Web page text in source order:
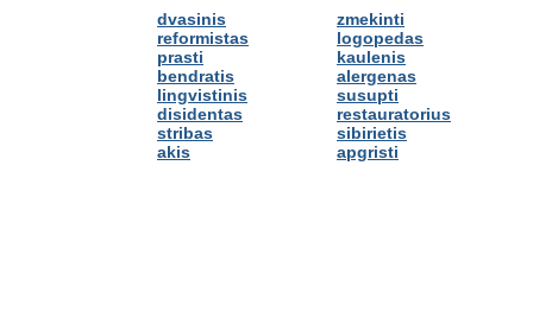
dvasinis
reformistas
prasti
bendratis
lingvistinis
disidentas
stribas
akis
zmekinti
logopedas
kaulenis
alergenas
susupti
restauratorius
sibirietis
apgristi